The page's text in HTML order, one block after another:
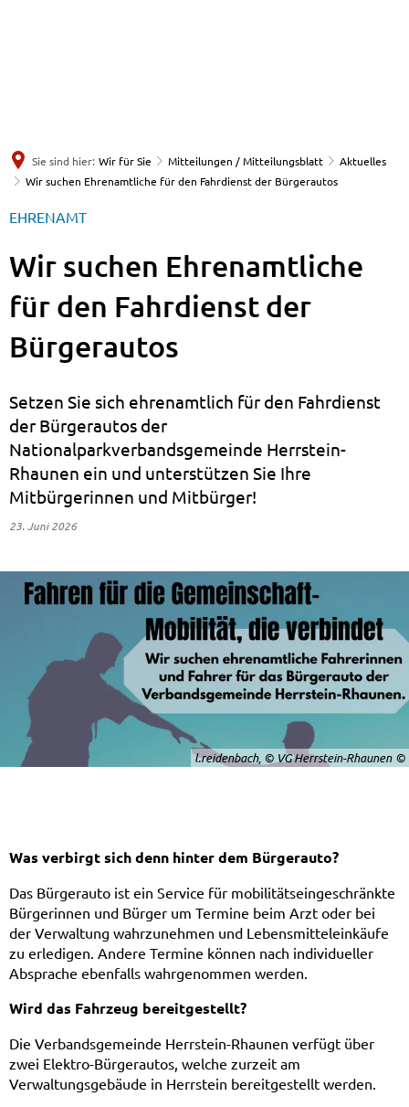
Sie sind hier: Wir für Sie Mitteilungen / Mitteilungsblatt
Aktuelles
Wir suchen Ehrenamtliche für den Fahrdienst der Bürgerautos
EHRENAMT
Wir suchen Ehrenamtliche
für den Fahrdienst der
Bürgerautos
Setzen Sie sich ehrenamtlich für den Fahrdienst
der Bürgerautos der
Nationalparkverbandsgemeinde Herrstein-
Rhaunen ein und unterstützen Sie Ihre
Mitbürgerinnen und Mitbürger!
23. Juni 2026
l.reidenbach, © VG Herrstein-Rhaunen
Was verbirgt sich denn hinter dem Bürgerauto?
Das Bürgerauto ist ein Service für mobilitätseingeschränkte
Bürgerinnen und Bürger um Termine beim Arzt oder bei
der Verwaltung wahrzunehmen und Lebensmitteleinkäufe
zu erledigen. Andere Termine können nach individueller
Absprache ebenfalls wahrgenommen werden.
Wird das Fahrzeug bereitgestellt?
Die Verbandsgemeinde Herrstein-Rhaunen verfügt über
zwei Elektro-Bürgerautos, welche zurzeit am
Verwaltungsgebäude in Herrstein bereitgestellt werden.